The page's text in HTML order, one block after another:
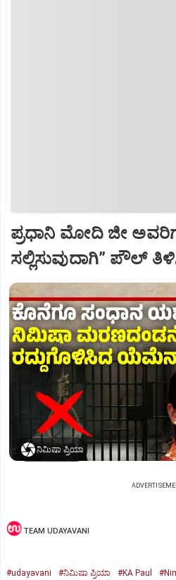
ಪ್ರಧಾನಿ ಮೋದಿ ಜೀ
ಸಲ್ಲಿಸುವುದಾಗಿ” ಪೌಲ್‌
ನಿಮಿಷಾ ಪ್ರಿಯಾ
TEAM UDAYAVANI
#udayavani #ನಿಮಿಷಾ ಪ್ರಿಯಾ #KA Paul